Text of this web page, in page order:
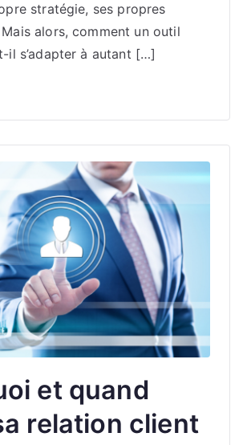
stratégie, ses propres
alors, comment un outil
il s’adapter à autant […]
et quand
relation client